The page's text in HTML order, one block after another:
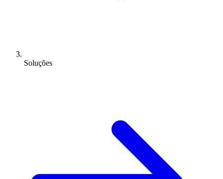
Soluções